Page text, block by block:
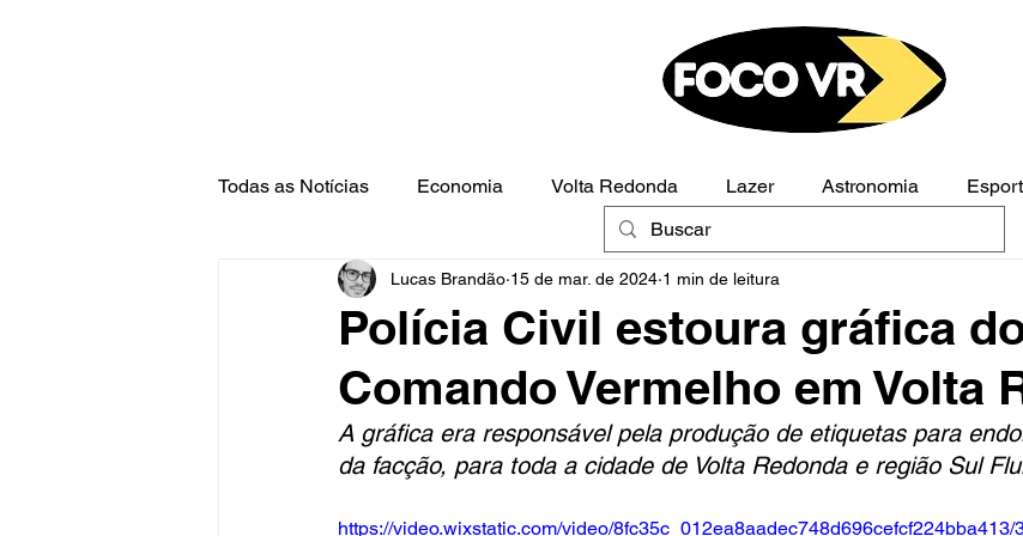
Todas as Notícias Economia Volta Redonda Lazer Astronomia
Barra Mansa Pinheiral Polícia Opinião
Polícia Civil estoura gráfica
Comando Vermelho em Volta
Lucas Brandão 15 de mar. de 2024 1 min de leitura
A gráfica era responsável pela produção de etiquetas para
da facção, para toda a cidade de Volta Redonda e região Sul
https://video.wixstatic.com/video/8fc35c_012ea8aadec748d696cefcf224bba413/